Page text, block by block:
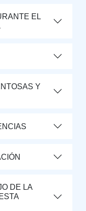
EL
Y
DE LA